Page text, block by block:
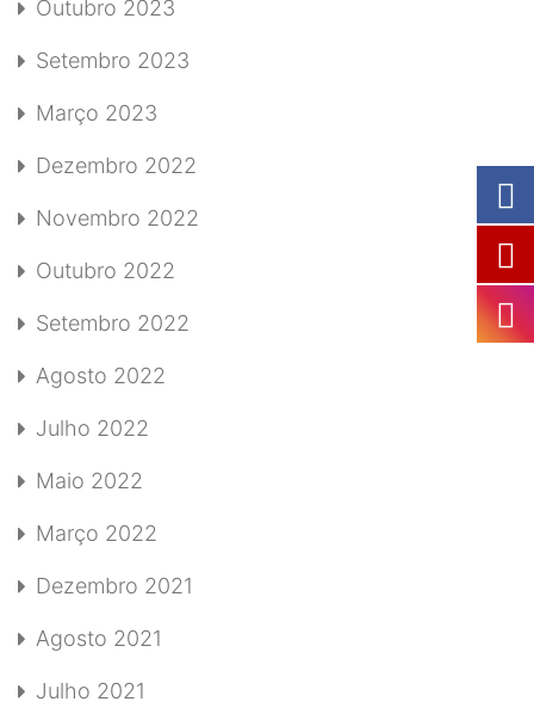
Outubro 2023
Setembro 2023
Março 2023
Dezembro 2022
Novembro 2022
Outubro 2022
Setembro 2022
Agosto 2022
Julho 2022
Maio 2022
Março 2022
Dezembro 2021
Agosto 2021
Julho 2021